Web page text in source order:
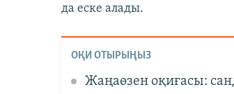
да еске алады.
ОҚИ ОТЫРЫҢЫЗ
Жаңаөзен оқиғасы: